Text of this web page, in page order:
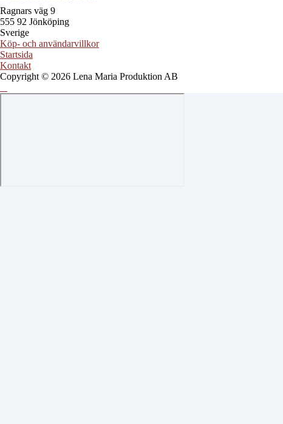
Ragnars väg 9
555 92 Jönköping
Sverige
Köp- och användarvillkor
Startsida
Kontakt
Copyright © 2026 Lena Maria Produktion AB